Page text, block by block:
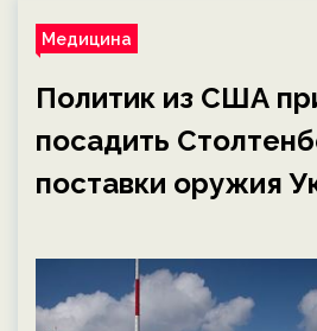
Медицина
Политик из США
посадить
поставки оружия